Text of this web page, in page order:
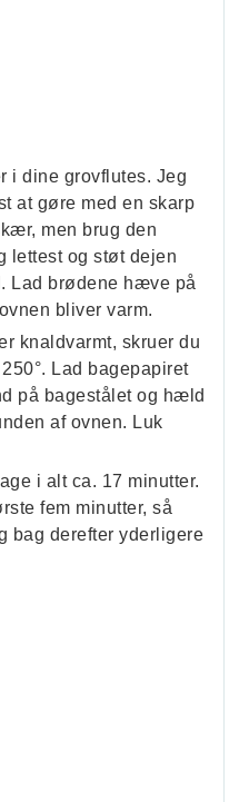
i dine grovflutes. Jeg
at gøre med en skarp
men brug den
lettest og støt dejen
Lad brødene hæve på
bliver varm.
knaldvarmt, skruer du
Lad bagepapiret
på bagestålet og hæld
af ovnen. Luk
i alt ca. 17 minutter.
fem minutter, så
bag derefter yderligere